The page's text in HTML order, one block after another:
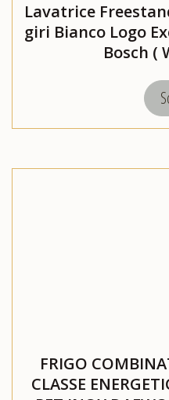
Lavatrice
giri Bianco Logo
Bosch (
FRIGO
CLASSE